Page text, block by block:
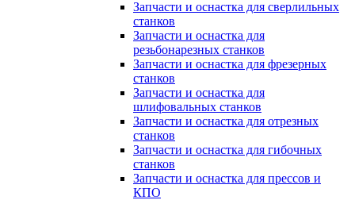
Запчасти и оснастка для сверлильных
станков
Запчасти и оснастка для
резьбонарезных станков
Запчасти и оснастка для фрезерных
станков
Запчасти и оснастка для
шлифовальных станков
Запчасти и оснастка для отрезных
станков
Запчасти и оснастка для гибочных
станков
Запчасти и оснастка для прессов и
КПО